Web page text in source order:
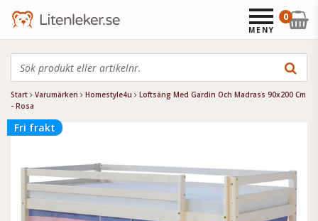
Start Varumärken Homestyle4u
Loftsäng Med Gardin Och Madrass 90x200 Cm
- Rosa
Fri frakt
0
MENY